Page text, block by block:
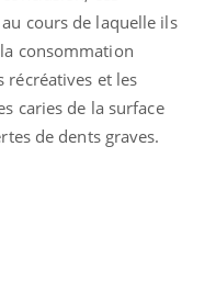
cours de laquelle ils
consommation
récréatives et les
caries de la surface
de dents graves.